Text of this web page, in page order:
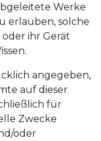
Werke
erlauben, solche
ihr Gerät
angegeben,
auf dieser
für
Zwecke
oder